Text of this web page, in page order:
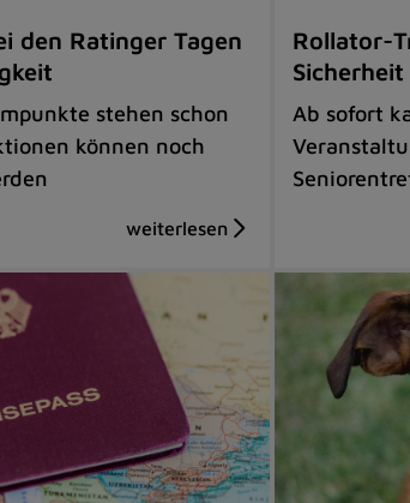
den Ratinger Tagen
stehen schon
können noch
Rollator-
Ab sofort